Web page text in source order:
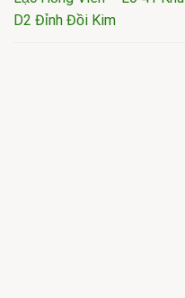
D2 Đỉnh Đồi Kim